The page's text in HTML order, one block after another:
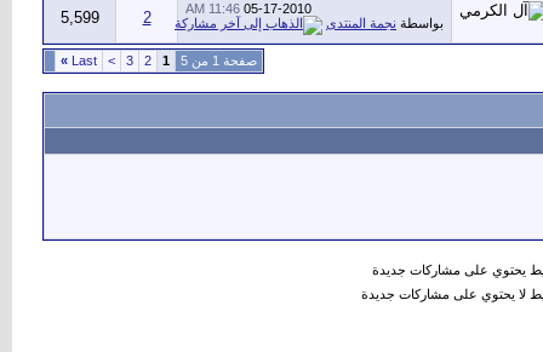
05-17-2010
11:46 AM
بواسطة نجمة المنتدى 2
5,599
صفحة 1 من 5 1
2
3
>
Last
»
يحتوي على مشاركات جديدة
لا يحتوي على مشاركات جديدة